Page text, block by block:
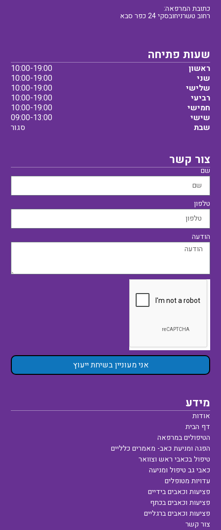
כתובת המרפאה:
רחוב טשרניחובסקי 24 כפר סבא
שעות פתיחה
ראשון
10:00-19:00
שני
10:00-19:00
שלישי
10:00-19:00
רביעי
10:00-19:00
חמישי
10:00-19:00
שישי
09:00-13:00
שבת
סגור
צור קשר
שם
טלפון
הודעה
אני מעוניין בשיחת ייעוץ
מידע
אודות
דף הבית
הטיפולים במרפאה
הפגה ומניעת כאב- מאמרים כלליים
טיפול בכאבי ראש וצוואר
כאבי גב טיפול ומניעה
עדויות מטופלים
פציעות וכאבים בידיים
פציעות וכאבים בכתף
פציעות וכאבים ברגליים
צור קשר